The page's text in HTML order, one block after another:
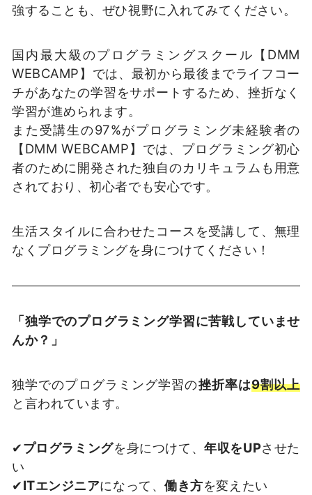
強することも、ぜひ視野に入れてみてください。
国内最大級のプログラミングスクール【DMM
WEBCAMP】では、最初から最後までライフコー
チがあなたの学習をサポートするため、挫折なく
学習が進められます。
また受講生の97%がプログラミング未経験者の
【DMM WEBCAMP】では、プログラミング初心
者のために開発された独自のカリキュラムも用意
されており、初心者でも安心です。
生活スタイルに合わせたコースを受講して、無理
なくプログラミングを身につけてください！
「独学でのプログラミング学習に苦戦していませ
んか？」
独学でのプログラミング学習の挫折率は9割以上
と言われています。
✔プログラミングを身につけて、年収をUPさせた
い
✔ITエンジニアになって、働き方を変えたい